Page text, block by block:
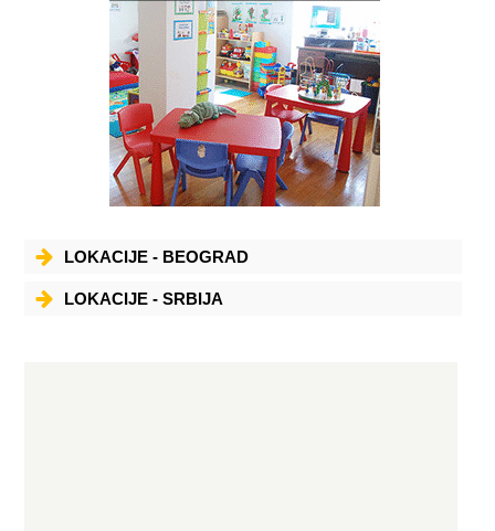
LOKACIJE - BEOGRAD
LOKACIJE - SRBIJA